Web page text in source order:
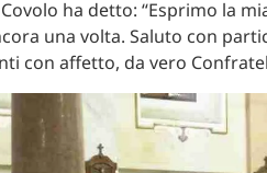
ha detto: “Esprimo la
una volta. Saluto con
con affetto, da vero